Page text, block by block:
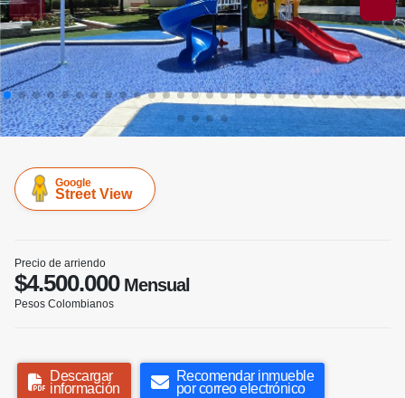
Google
Street View
Precio de arriendo
$4.500.000Mensual
Pesos Colombianos
Descargar
información
Recomendar inmueble
por correo electrónico